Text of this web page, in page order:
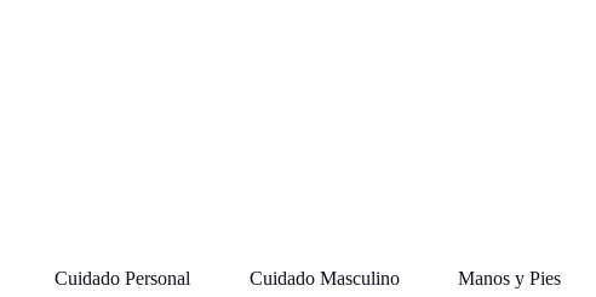
Cuidado Personal Cuidado Masculino Manos y Pies